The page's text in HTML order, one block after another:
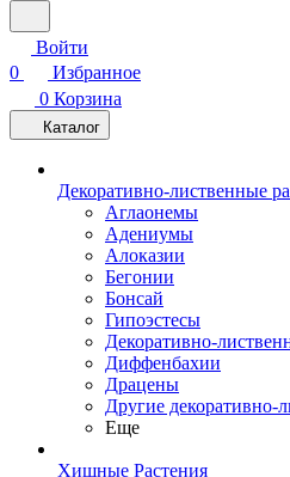
Войти
0
Избранное
0 Корзина
Каталог
Декоративно-лиственные
Аглаонемы
Адениумы
Алоказии
Бегонии
Бонсай
Гипоэстесы
Декоративно-
Диффенбахии
Драцены
Другие декоративно-
Еще
Хищные Растения